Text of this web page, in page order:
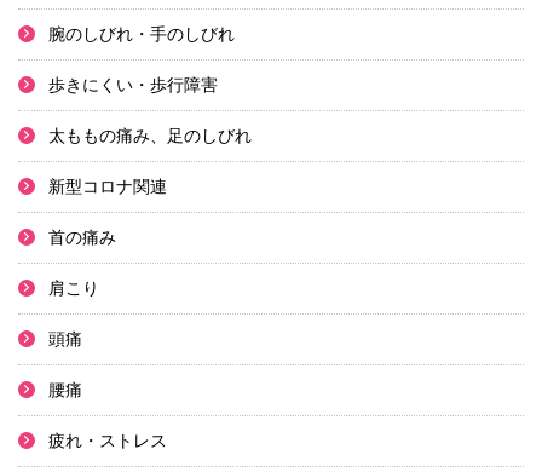
腕のしびれ・手のしびれ
歩きにくい・歩行障害
太ももの痛み、足のしびれ
新型コロナ関連
首の痛み
肩こり
頭痛
腰痛
疲れ・ストレス